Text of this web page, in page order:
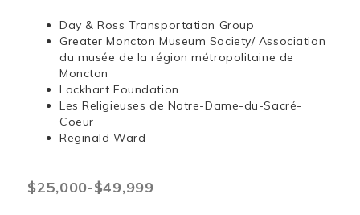
Day & Ross Transportation Group
Greater Moncton Museum Society/ Association
du musée de la région métropolitaine de
Moncton
Lockhart Foundation
Les Religieuses de Notre-Dame-du-Sacré-
Coeur
Reginald Ward
$25,000-$49,999